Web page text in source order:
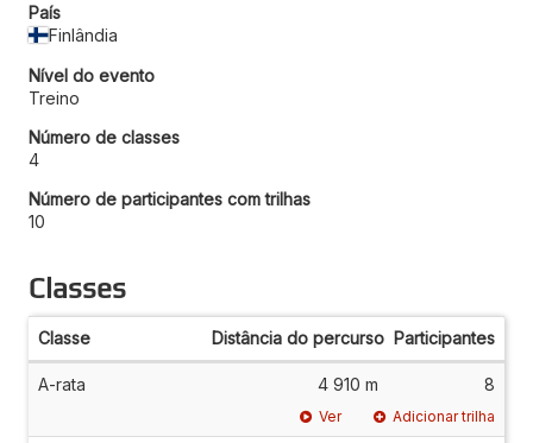
País
Finlândia
Nível do evento
Treino
Número de classes
4
Número de participantes com trilhas
10
Classes
Classe Distância do percurso Participantes
A-rata 4 910 m 8
Ver Adicionar trilha